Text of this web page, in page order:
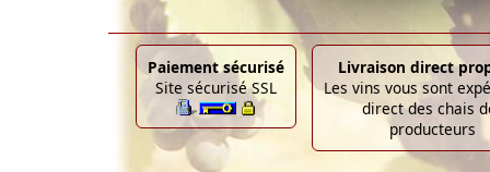
Paiement sécurisé
Site sécurisé SSL
Livraison direct
Les vins vous sont
direct des chais
producteurs